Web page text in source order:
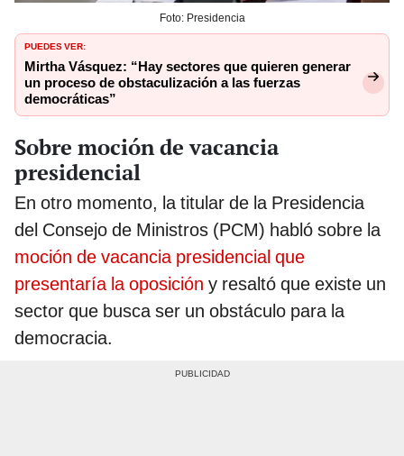
Foto: Presidencia
PUEDES VER:
Mirtha Vásquez: “Hay sectores que quieren generar
un proceso de obstaculización a las fuerzas
democráticas”
Sobre moción de vacancia
presidencial
En otro momento, la titular de la Presidencia
del Consejo de Ministros (PCM) habló sobre la
moción de vacancia presidencial que
presentaría la oposición y resaltó que existe un
sector que busca ser un obstáculo para la
democracia.